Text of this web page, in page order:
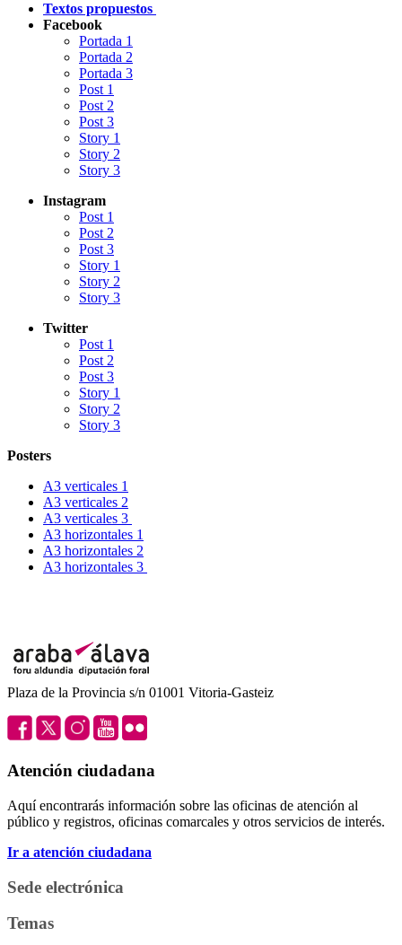
Textos propuestos
Facebook
Portada 1
Portada 2
Portada 3
Post 1
Post 2
Post 3
Story 1
Story 2
Story 3
Instagram
Post 1
Post 2
Post 3
Story 1
Story 2
Story 3
Twitter
Post 1
Post 2
Post 3
Story 1
Story 2
Story 3
Posters
A3 verticales 1
A3 verticales 2
A3 verticales 3
A3 horizontales 1
A3 horizontales 2
A3 horizontales 3
Plaza de la Provincia s/n 01001 Vitoria-Gasteiz
Atención ciudadana
Aquí encontrarás información sobre las oficinas de atención al
público y registros, oficinas comarcales y otros servicios de interés.
Ir a atención ciudadana
Sede electrónica
Temas